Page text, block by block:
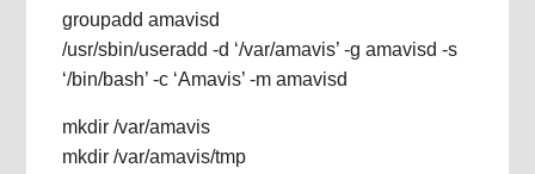
groupadd amavisd
/usr/sbin/useradd -d ‘/var/amavis’ -g amavisd -s
‘/bin/bash’ -c ‘Amavis’ -m amavisd
mkdir /var/amavis
mkdir /var/amavis/tmp